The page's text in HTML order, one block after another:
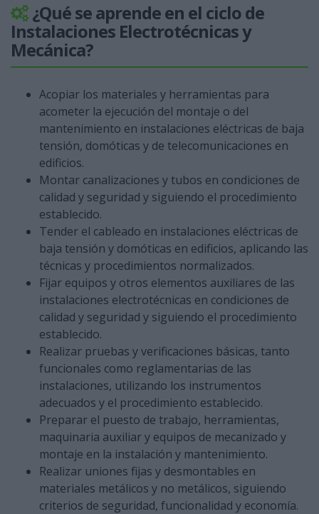
¿Qué se aprende en el ciclo de
Instalaciones Electrotécnicas y
Mecánica?
Acopiar los materiales y herramientas para
acometer la ejecución del montaje o del
mantenimiento en instalaciones eléctricas de baja
tensión, domóticas y de telecomunicaciones en
edificios.
Montar canalizaciones y tubos en condiciones de
calidad y seguridad y siguiendo el procedimiento
establecido.
Tender el cableado en instalaciones eléctricas de
baja tensión y domóticas en edificios, aplicando las
técnicas y procedimientos normalizados.
Fijar equipos y otros elementos auxiliares de las
instalaciones electrotécnicas en condiciones de
calidad y seguridad y siguiendo el procedimiento
establecido.
Realizar pruebas y verificaciones básicas, tanto
funcionales como reglamentarias de las
instalaciones, utilizando los instrumentos
adecuados y el procedimiento establecido.
Preparar el puesto de trabajo, herramientas,
maquinaria auxiliar y equipos de mecanizado y
montaje en la instalación y mantenimiento.
Realizar uniones fijas y desmontables en
materiales metálicos y no metálicos, siguiendo
criterios de seguridad, funcionalidad y economía.